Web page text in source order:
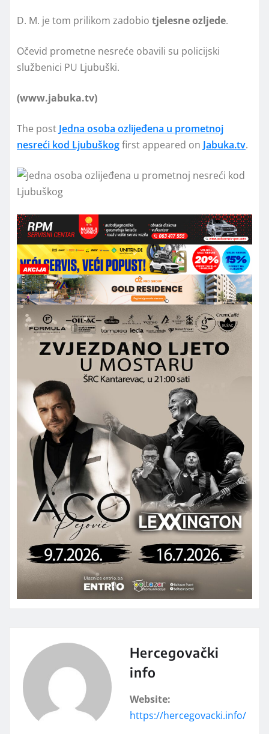
D. M. je tom prilikom zadobio tjelesne ozljede.
Očevid prometne nesreće obavili su policijski
službenici PU Ljubuški.
(www.jabuka.tv)
The post Jedna osoba ozlijeđena u prometnoj
nesreći kod Ljubuškogfirst appeared on Jabuka.tv.
Hercegovački
info
Website:
https://hercegovacki.info/